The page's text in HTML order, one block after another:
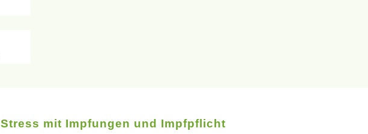
Stress mit Impfungen und Impfpflicht